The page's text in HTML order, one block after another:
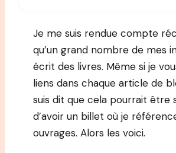
Je me suis rendue compte
qu’un grand nombre de mes
écrit des livres. Même si je
liens dans chaque article de
suis dit que cela pourrait être
d’avoir un billet où je
ouvrages. Alors les voici.